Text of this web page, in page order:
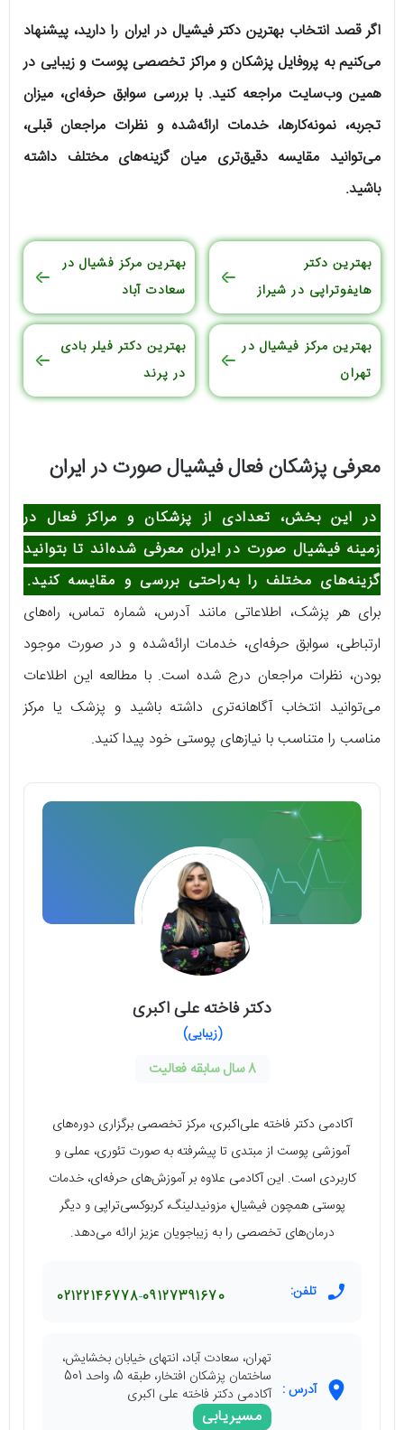
اگر قصد انتخاب بهترین دکتر فیشیال در ایران را دارید، پیشنهاد
می‌کنیم به پروفایل پزشکان و مراکز تخصصی پوست و زیبایی در
همین وب‌سایت مراجعه کنید. با بررسی سوابق حرفه‌ای، میزان
تجربه، نمونه‌کارها، خدمات ارائه‌شده و نظرات مراجعان قبلی،
می‌توانید مقایسه دقیق‌تری میان گزینه‌های مختلف داشته
باشید.
بهترین دکتر
هایفوتراپی در شیراز
بهترین مرکز فشیال در
سعادت آباد
بهترین مرکز فیشیال در
تهران
بهترین دکتر فیلر بادی
در پرند
معرفی پزشکان فعال فیشیال صورت در ایران
در این بخش، تعدادی از پزشکان و مراکز فعال در
زمینه فیشیال صورت در ایران معرفی شده‌اند تا بتوانید
گزینه‌های مختلف را به‌راحتی بررسی و مقایسه کنید.
برای هر پزشک، اطلاعاتی مانند آدرس، شماره تماس، راه‌های
ارتباطی، سوابق حرفه‌ای، خدمات ارائه‌شده و در صورت موجود
بودن، نظرات مراجعان درج شده است. با مطالعه این اطلاعات
می‌توانید انتخاب آگاهانه‌تری داشته باشید و پزشک یا مرکز
مناسب را متناسب با نیازهای پوستی خود پیدا کنید.
دکتر فاخته علی اکبری
(زیبایی)
8 سال سابقه فعالیت
آکادمی دکتر فاخته علی‌اکبری، مرکز تخصصی برگزاری دوره‌های
آموزشی پوست از مبتدی تا پیشرفته به صورت تئوری، عملی و
کاربردی است. این آکادمی علاوه بر آموزش‌های حرفه‌ای، خدمات
پوستی همچون فیشیال، مزونیدلینگ، کربوکسی‌تراپی و دیگر
درمان‌های تخصصی را به زیباجویان عزیز ارائه می‌دهد.
تلفن: 09127391670
02122146778
آدرس :
تهران، سعادت آباد، انتهای خیابان بخشایش،
ساختمان پزشکان افتخار، طبقه 5، واحد 501
آکادمی دکتر فاخته علی اکبری
مسیریابی